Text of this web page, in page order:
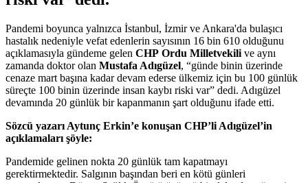
Pandemi boyunca yalnızca İstanbul, İzmir ve Ankara'da bulaşıcı
hastalık nedeniyle vefat edenlerin sayısının 16 bin 610 olduğunu
açıklamasıyla gündeme gelen CHP Ordu Milletvekili ve aynı
zamanda doktor olan Mustafa Adıgüzel, “günde binin üzerinde
cenaze mart başına kadar devam ederse ülkemiz için bu 100 günlük
süreçte 100 binin üzerinde insan kaybı riski var” dedi. Adıgüzel
devamında 20 günlük bir kapanmanın şart olduğunu ifade etti.
Sözcü yazarı Aytunç Erkin’e konuşan CHP’li Adıgüzel’in
açıklamaları şöyle:
Pandemide gelinen nokta 20 günlük tam kapatmayı
gerektirmektedir. Salgının başından beri en kötü günleri